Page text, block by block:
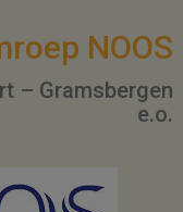
NOOS
– Gramsbergen
e.o.